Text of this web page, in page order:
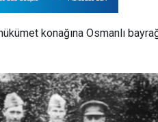
konağına Osmanlı